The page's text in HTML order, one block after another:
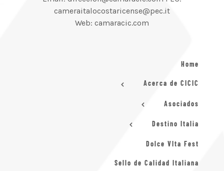
cameraitalocostaricense@pec.it
Web: camaracic.com
Home
Acerca de CICIC
Asociados
Destino Italia
Dolce VIta Fest
Sello de Calidad Italiana